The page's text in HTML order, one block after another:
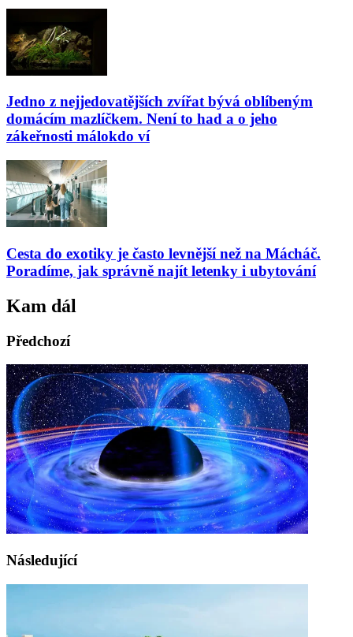
Jedno z nejjedovatějších zvířat bývá oblíbeným
domácím mazlíčkem. Není to had a o jeho
zákeřnosti málokdo ví
Cesta do exotiky je často levnější než na Mácháč.
Poradíme, jak správně najít letenky i ubytování
Kam dál
Předchozí
Následující